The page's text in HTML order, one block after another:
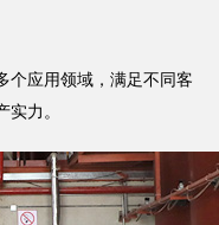
个应用领域，满足不同客
力。